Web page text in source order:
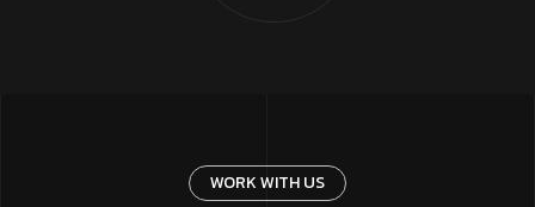
WORK WITH US